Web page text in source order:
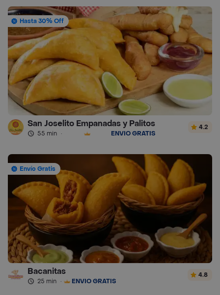
Hasta 30% Off
San Joselito Empanadas y Palitos
55 min · ENVÍO GRATIS
4.2
Envío Gratis
Bacanitas
25 min · ENVÍO GRATIS
4.8